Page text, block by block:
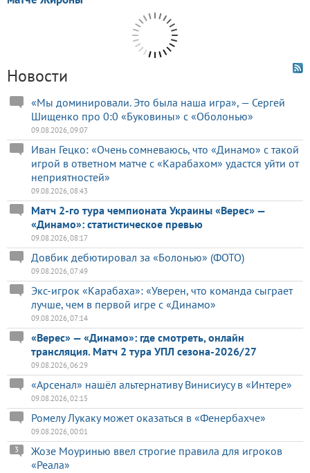
Новости
«Мы доминировали. Это была наша игра», — Сергей
Шищенко про 0:0 «Буковины» с «Оболонью»
09.08.2026, 09:07
Иван Гецко: «Очень сомневаюсь, что «Динамо» с такой
игрой в ответном матче с «Карабахом» удастся уйти от
неприятностей»
09.08.2026, 08:43
Матч 2-го тура чемпионата Украины «Верес» —
«Динамо»: статистическое превью
09.08.2026, 08:17
Довбик дебютировал за «Болонью» (ФОТО)
09.08.2026, 07:49
Экс-игрок «Карабаха»: «Уверен, что команда сыграет
лучше, чем в первой игре с «Динамо»
09.08.2026, 07:14
«Верес» — «Динамо»: где смотреть, онлайн
трансляция. Матч 2 тура УПЛ сезона-2026/27
09.08.2026, 06:29
«Арсенал» нашёл альтернативу Винисиусу в «Интере»
09.08.2026, 02:15
Ромелу Лукаку может оказаться в «Фенербахче»
09.08.2026, 00:01
Жозе Моуринью ввел строгие правила для игроков
«Реала»
3